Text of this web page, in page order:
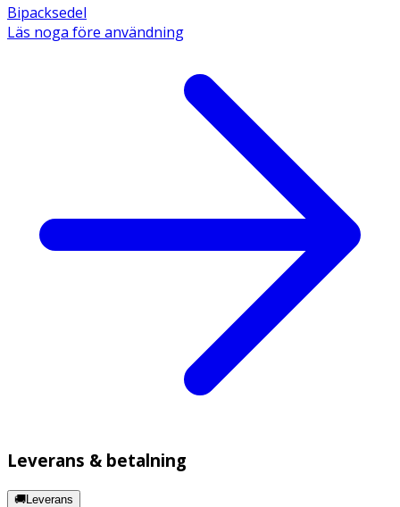
Bipacksedel
Läs noga före användning
Leverans & betalning
🚚Leverans